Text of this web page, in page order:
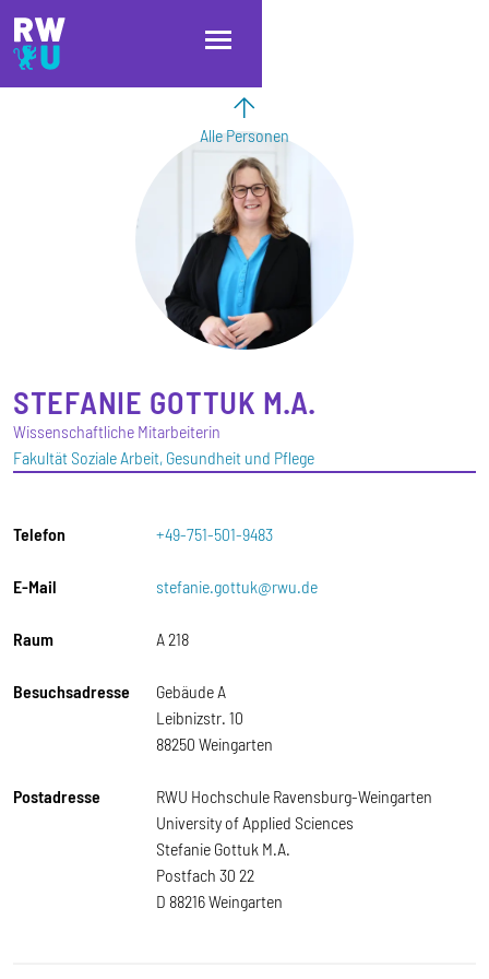
Direkt zum Inhalt
Direkt zur Hauptnavigation
Direkt zum Fußbereich
Alle Personen
STEFANIE GOTTUK M.A.
Wissenschaftliche Mitarbeiterin
Fakultät Soziale Arbeit, Gesundheit und Pflege
Telefon +49-751-501-9483
E-Mail stefanie.gottuk@rwu.de
Raum A 218
Besuchsadresse
Gebäude A
Leibnizstr. 10
88250 Weingarten
Postadresse
RWU Hochschule Ravensburg-Weingarten
University of Applied Sciences
Stefanie Gottuk M.A.
Postfach 30 22
D 88216 Weingarten